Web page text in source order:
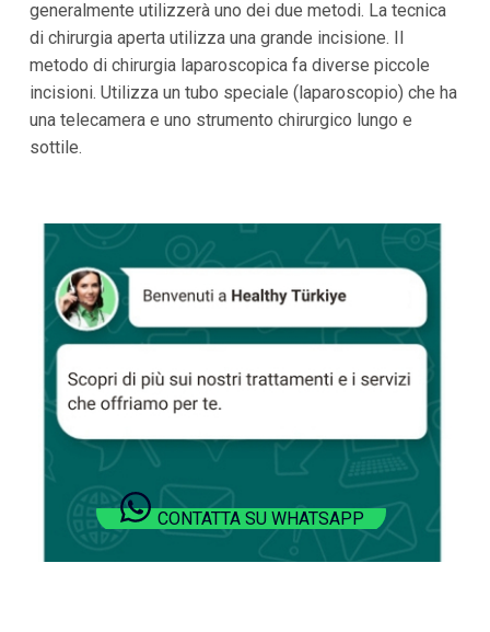
generalmente utilizzerà uno dei due metodi. La tecnica
di chirurgia aperta utilizza una grande incisione. Il
metodo di chirurgia laparoscopica fa diverse piccole
incisioni. Utilizza un tubo speciale (laparoscopio) che ha
una telecamera e uno strumento chirurgico lungo e
sottile.
CONTATTA SU WHATSAPP